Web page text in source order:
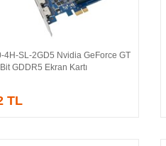
Sepete Ekle
4H-SL-2GD5 Nvidia GeForce GT
GDDR5 Ekran Kartı
TL